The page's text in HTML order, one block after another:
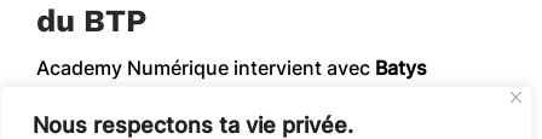
Nous respectons ta vie privée.
du BTP
Academy Numérique intervient avec Batys
pour proposer des formations IA adaptées aux